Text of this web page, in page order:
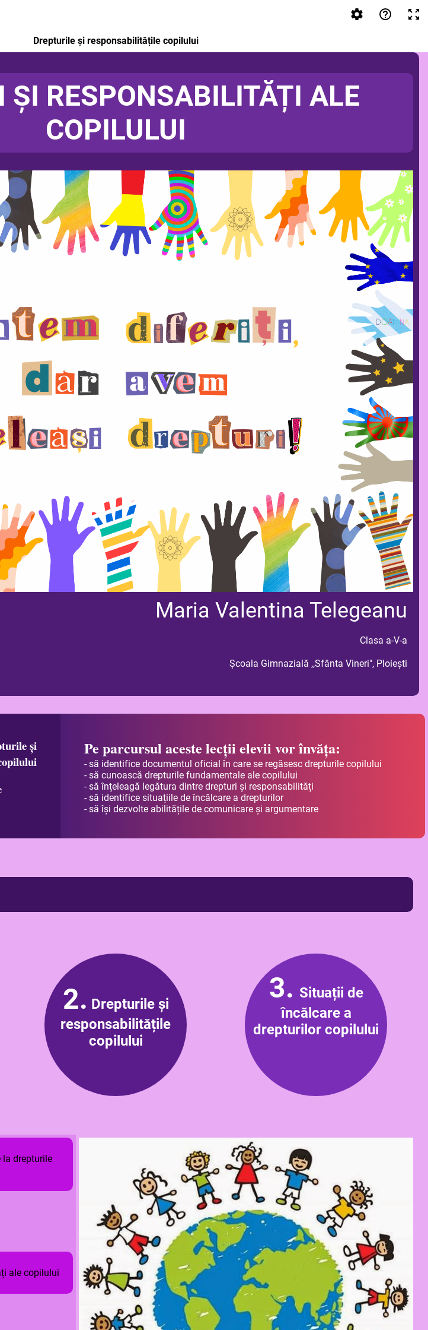
Drepturile și responsabilitățile copilului
ȘI RESPONSABILITĂȚI ALE
COPILULUI
Maria Valentina Telegeanu
Clasa a-V-a
Școala Gimnazială ,,Sfânta Vineri", Ploiești
și
Pe parcursul aceste lecții elevii vor învăța:
- să identifice documentul oficial în care se regăsesc drepturile copilului
- să cunoască drepturile fundamentale ale copilului
- să înțeleagă legătura dintre drepturi și responsabilități
- să identifice situațiile de încălcare a drepturilor
- să își dezvolte abilitățile de comunicare și argumentare
2. Drepturile și
responsabilitățile
copilului
3. Situații de
încălcare a
drepturilor copilului
la drepturile
ale copilului